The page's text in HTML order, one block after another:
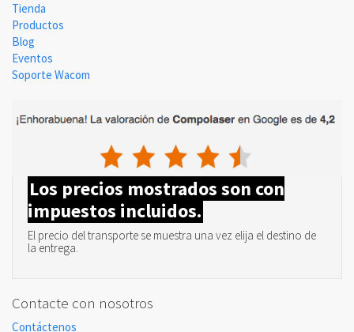
Tienda
Productos
Blog
Eventos
Soporte Wacom
Los precios mostrados son con
impuestos incluidos.
El precio del transporte se muestra una vez elija el destino de
la entrega.
Contacte con nosotros
Contáctenos